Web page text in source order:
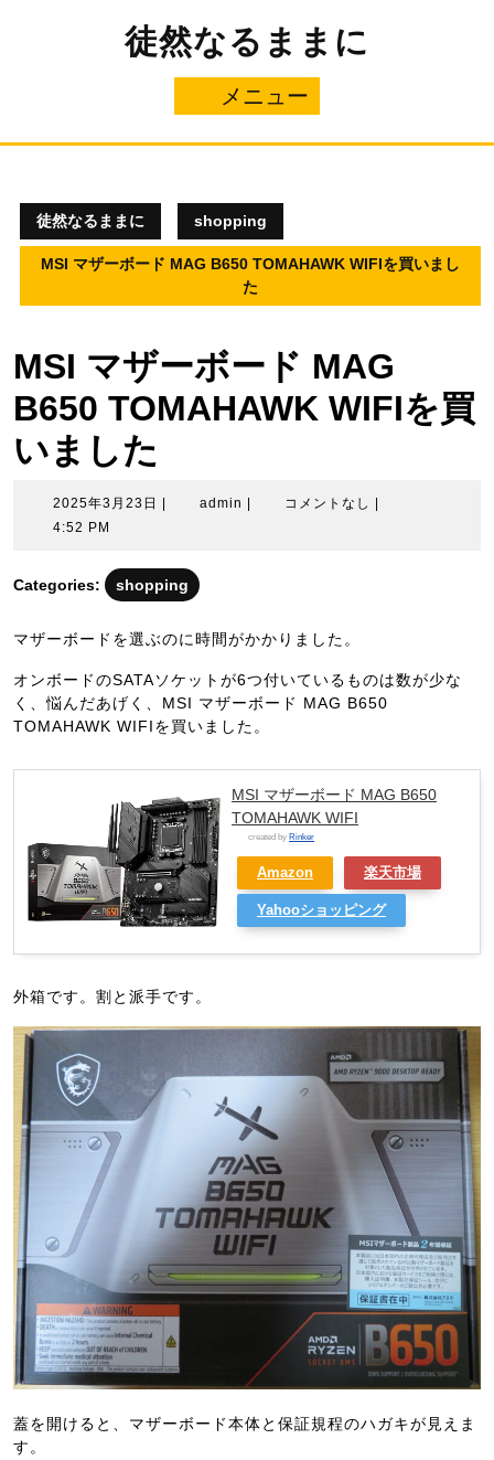
ス
徒然なるままに
メニュー
ニ
ー
徒然なるままに shopping
MSI マザーボード MAG B650 TOMAHAWK WIFIを買いまし
た
MSI マザーボード MAG
B650 TOMAHAWK WIFIを買
いました
2025年3月23日
2025
23
admin adminコメントなし
4:52 PM
Categories: shopping
マザーボードを選ぶのに時間がかかりました。
オンボードのSATAソケットが6つ付いているものは数が少な
く、悩んだあげく、MSI マザーボード MAG B650
TOMAHAWK WIFIを買いました。
MSI マザーボード MAG B650
TOMAHAWK WIFI
created by Rinker
Amazon 楽天市場
Yahooショッピング
外箱です。割と派手です。
蓋を開けると、マザーボード本体と保証規程のハガキが見えま
す。